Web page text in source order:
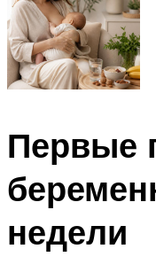
Первые
недели